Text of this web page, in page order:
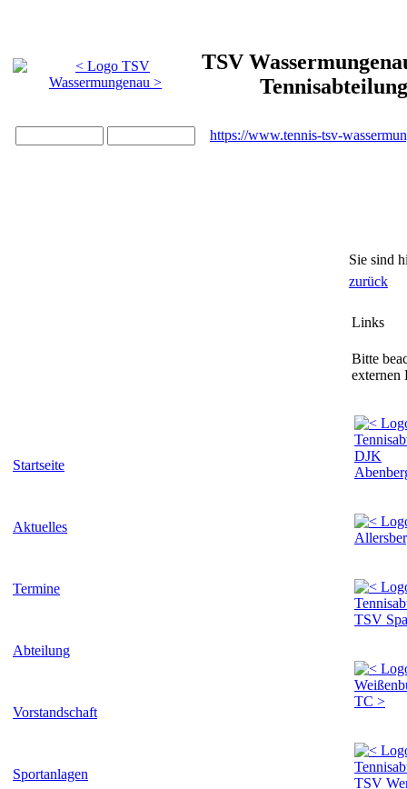
TSV
Tennisabteilung
https://www.tennis-tsv-
Startseite
Aktuelles
Termine
Abteilung
Vorstandschaft
Sportanlagen
Sie sind
zurück
Links
Bitte